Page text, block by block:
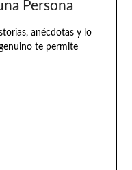
Persona
anécdotas y lo
te permite